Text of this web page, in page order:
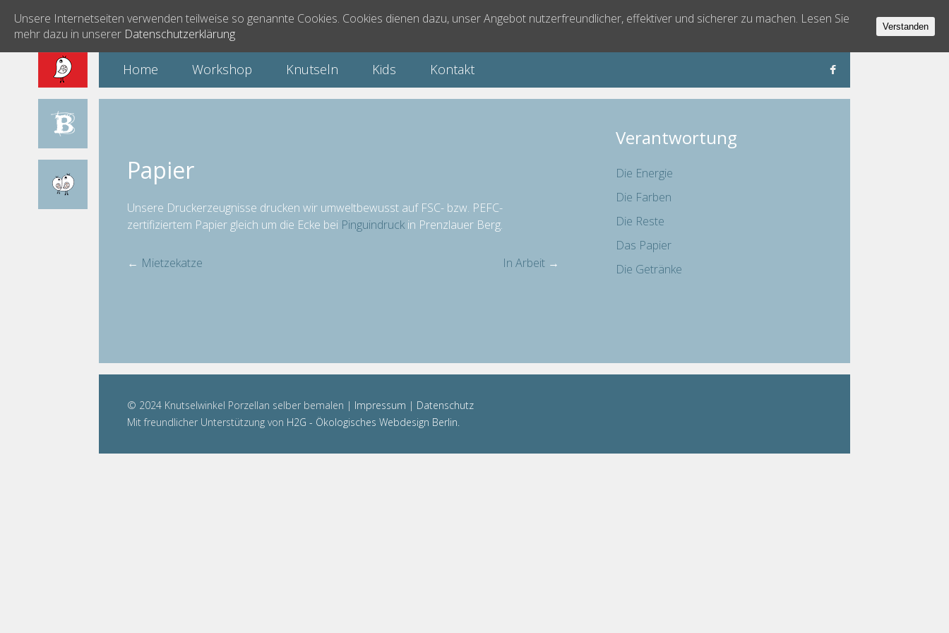
Home Workshop Knutseln Kids Kontakt
Papier
Unsere Druckerzeugnisse drucken wir umweltbewusst auf FSC- bzw. PEFC-
zertifiziertem Papier gleich um die Ecke bei Pinguindruck in Prenzlauer Berg.
← Mietzekatze In Arbeit→
Verantwortung
Die Energie
Die Farben
Die Reste
Das Papier
Die Getränke
© 2024 Knutselwinkel Porzellan selber bemalen | Impressum | Datenschutz
Mit freundlicher Unterstützung von H2G - Ökologisches Webdesign Berlin.
Unsere Internetseiten verwenden teilweise so genannte Cookies. Cookies dienen dazu, unser Angebot nutzerfreundlicher, effektiver und sicherer zu machen. Lesen Sie
mehr dazu in unserer Datenschutzerklärung Verstanden